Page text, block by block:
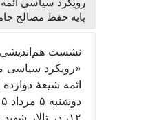
پایه حفظ مصالح
نشست هم‌اندیشی
«رویکرد سیاسی
ائمه شیعۀ
۱۲، در تالار